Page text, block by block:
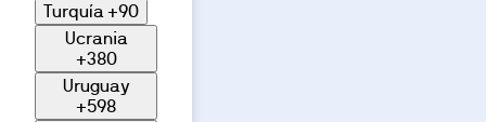
Turquía+90
Ucrania
+380
Uruguay
+598